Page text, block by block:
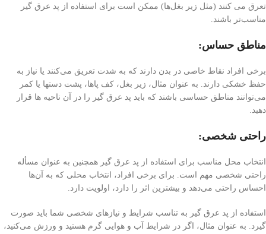
تعرق می کنند (مثل زیر بغل‌ها) ممکن است برای استفاده از پد عرق گیر
مناسب‌تر باشند.
مناطق حساس:
برخی افراد نقاط خاصی در بدن دارند که به شدت تعریق می‌کنند یا نیاز به
حفظ خشکی دارند. به عنوان مثال، زیر بغل‌، کف پاها، پشت دستها یا کمر
می‌توانند مناطق حساسی باشند که باید پد عرق گیر را در آن ناحیه ها قرار
دهید.
راحتی شخصی:
انتخاب محل مناسب برای استفاده از پد عرق گیر همچنین به عنوان مسأله
راحتی شخصی مهم است. برای برخی افراد، انتخاب محلی که به آن‌ها
احساس راحتی می‌دهد و بیشترین اثر را دارد، اولویت دارد.
استفاده از پد عرق گیر به تناسب شرایط و نیازهای شخصی شما باید صورت
گیرد. به عنوان مثال، اگر در شرایط آب و هوایی گرم هستید و ورزش می‌کنید،